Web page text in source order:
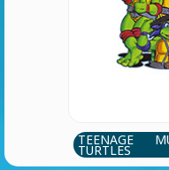
TEENAGE
TURTLES